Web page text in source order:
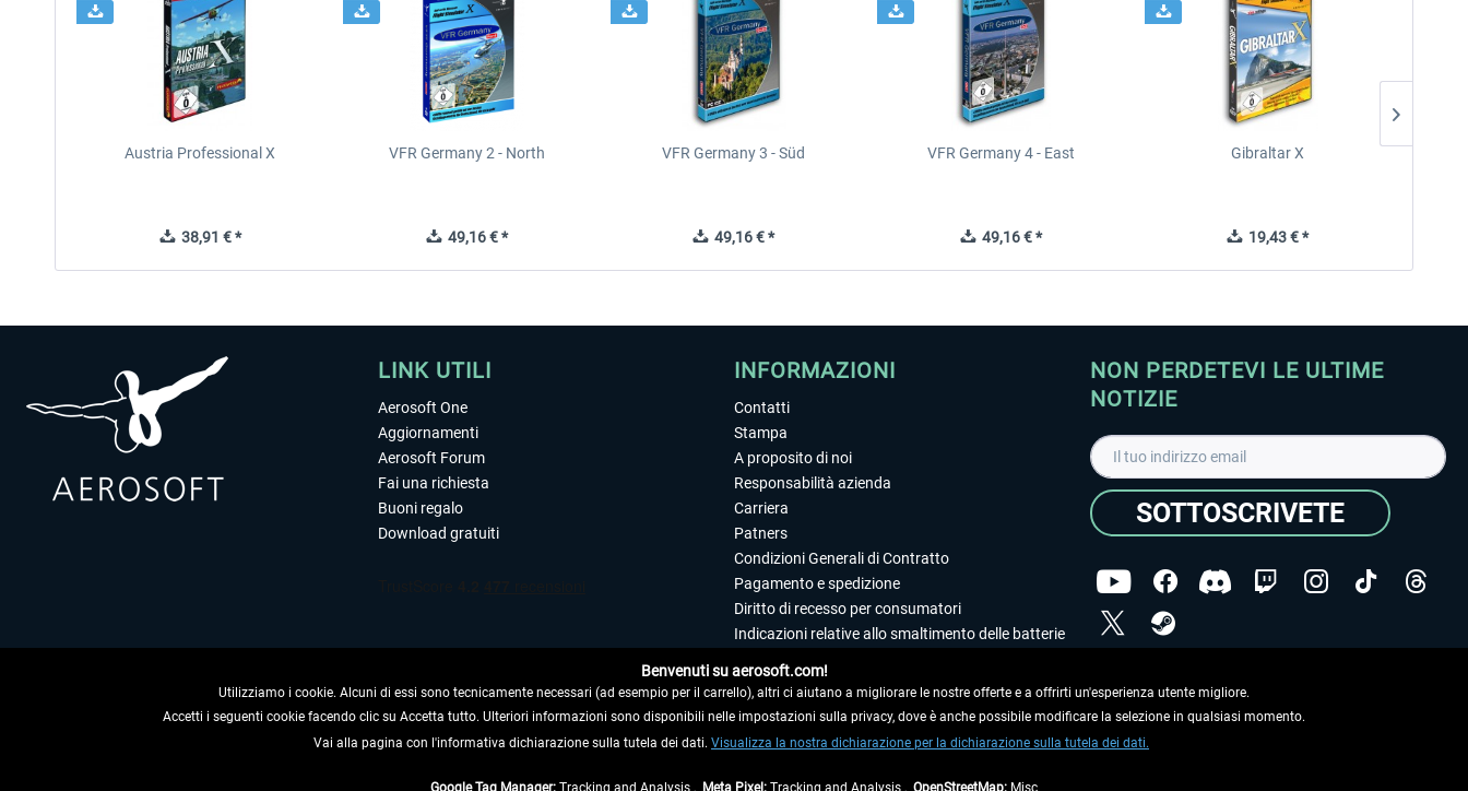
Austria Professional X
38,91 € *
VFR Germany 2 - North
49,16 € *
VFR Germany 3 - Süd
49,16 € *
VFR Germany 4 - East
49,16 € *
Gibraltar X
19,43 € *
LINK UTILI
Aerosoft One
Aggiornamenti
Aerosoft Forum
Fai una richiesta
Buoni regalo
Download gratuiti
RECEDERE DAL CONTRATTO
INFORMAZIONI
Contatti
Stampa
A proposito di noi
Responsabilità azienda
Carriera
Patners
Condizioni Generali di Contratto
Pagamento e spedizione
Diritto di recesso per consumatori
Indicazioni relative allo smaltimento delle batterie
Editoriale
NON PERDETEVI LE ULTIME
NOTIZIE
SOTTOSCRIVETE
dei dati.
Copyright © Aerosoft GmbH. Tutti i diritti riservati.
Benvenuti su aerosoft.com!
Utilizziamo i cookie. Alcuni di essi sono tecnicamente necessari (ad esempio per il carrello), altri ci aiutano a migliorare le nostre offerte e a offrirti un'esperienza utente migliore.
Accetti i seguenti cookie facendo clic su Accetta tutto. Ulteriori informazioni sono disponibili nelle impostazioni sulla privacy, dove è anche possibile modificare la selezione in qualsiasi momento.
Vai alla pagina con l'informativa dichiarazione sulla tutela dei dati. Visualizza la nostra dichiarazione per la dichiarazione sulla tutela dei dati.
Google Tag Manager: Tracking and Analysis , Meta Pixel: Tracking and Analysis , OpenStreetMap: Misc